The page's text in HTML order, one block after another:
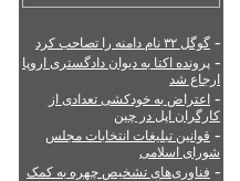
- گوگل ۳۲ نام دامنه را تصاحب کرد
- پرونده اکتا به دیوان دادگستری اروپا
ارجاع شد
- اعتراض به خودکشی تعدادی از
کارگران اپل در چین
- قوانین تبلیغات انتخابات مجلس
شورای اسلامی
- فناوری‌های تشخیص چهره به کمک